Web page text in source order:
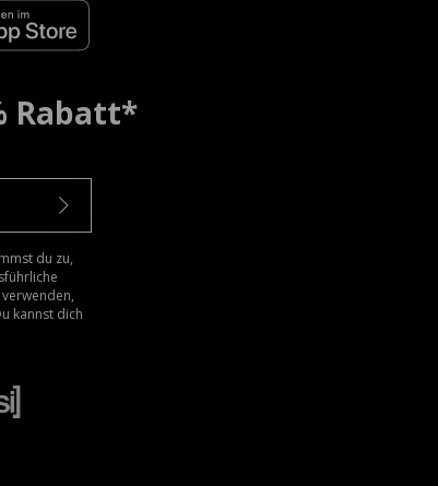
Rabatt*
du zu,
kannst dich